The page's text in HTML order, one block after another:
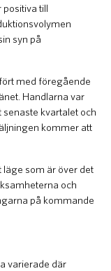
till
syn på
med föregående
Handlarna var
kvartalet och
kommer att
som är över det
och
på kommande
varierade där